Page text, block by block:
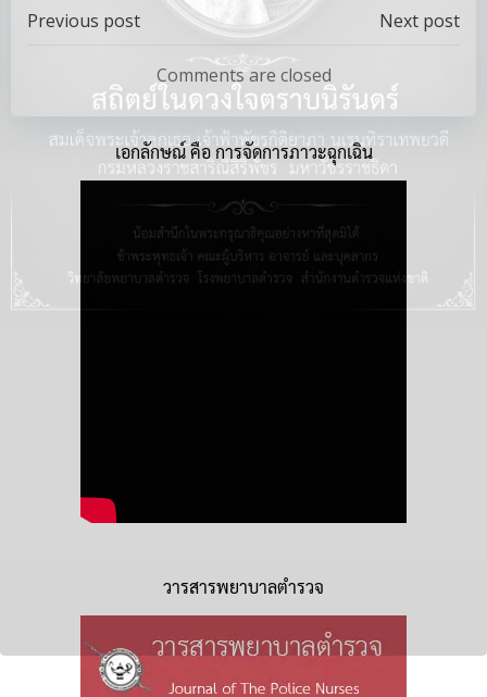
Post
navigation
Previous post
Post
navigation
Next post
Comments are closed
เอกลักษณ์ คือ การจัดการภาวะฉุกเฉิน
วารสารพยาบาลตำรวจ